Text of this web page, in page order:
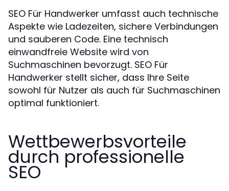
SEO Für Handwerker umfasst auch technische
Aspekte wie Ladezeiten, sichere Verbindungen
und sauberen Code. Eine technisch
einwandfreie Website wird von
Suchmaschinen bevorzugt. SEO Für
Handwerker stellt sicher, dass Ihre Seite
sowohl für Nutzer als auch für Suchmaschinen
optimal funktioniert.
Wettbewerbsvorteile
durch professionelle
SEO